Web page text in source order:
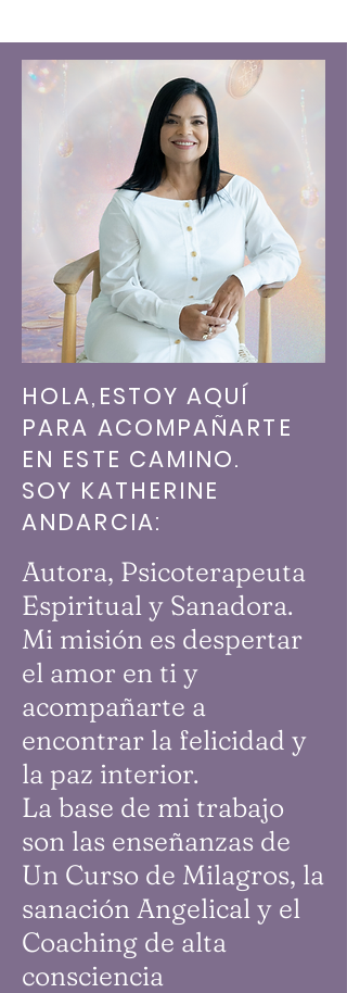
HOLA,ESTOY AQUÍ
PARA ACOMPAÑARTE
EN ESTE CAMINO.
SOY KATHERINE
ANDARCIA:
Autora, Psicoterapeuta
Espiritual y Sanadora.
Mi misión es despertar
el amor en ti y
acompañarte a
encontrar la felicidad y
la paz interior.
La base de mi trabajo
son las enseñanzas de
Un Curso de Milagros, la
sanación Angelical y el
Coaching de alta
consciencia